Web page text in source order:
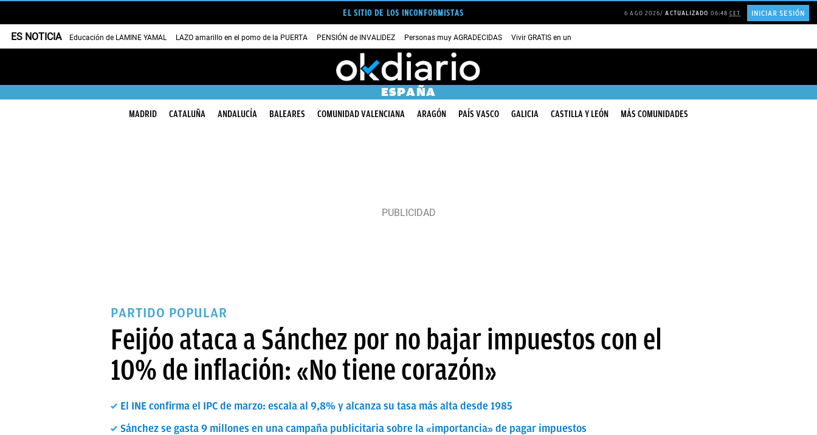
EL SITIO DE LOS INCONFORMISTAS 6 AGO 2026 ACTUALIZADO 06:48CET INICIAR SESIÓN
ES NOTICIA Educación de LAMINE YAMAL LAZO amarillo en el pomo de la PUERTA PENSIÓN de INVALIDEZ Personas muy AGRADECIDAS Vivir GRATIS en una ISLA en GRECIA
ESPAÑA
MADRID CATALUÑA ANDALUCÍA BALEARES COMUNIDAD VALENCIANA ARAGÓN PAÍS VASCO GALICIA CASTILLA Y LEÓN MÁS COMUNIDADES
PARTIDO POPULAR
Feijóo ataca a Sánchez por no bajar impuestos con el
10% de inflación: «No tiene corazón»
El INE confirma el IPC de marzo: escala al 9,8% y alcanza su tasa más alta desde 1985
Sánchez se gasta 9 millones en una campaña publicitaria sobre la «importancia» de pagar impuestos